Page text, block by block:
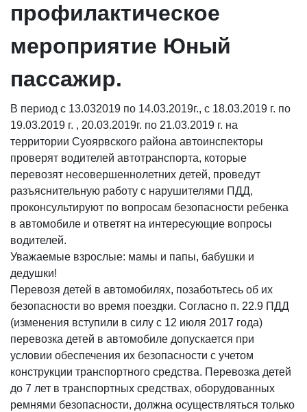
профилактическое
мероприятие Юный
пассажир.
В период с 13.032019 по 14.03.2019г., с 18.03.2019 г. по
19.03.2019 г. , 20.03.2019г. по 21.03.2019 г. на
территории Суоярвского района автоинспекторы
проверят водителей автотранспорта, которые
перевозят несовершеннолетних детей, проведут
разъяснительную работу с нарушителями ПДД,
проконсультируют по вопросам безопасности ребенка
в автомобиле и ответят на интересующие вопросы
водителей.
Уважаемые взрослые: мамы и папы, бабушки и
дедушки!
Перевозя детей в автомобилях, позаботьтесь об их
безопасности во время поездки. Согласно п. 22.9 ПДД
(изменения вступили в силу с 12 июля 2017 года)
перевозка детей в автомобиле допускается при
условии обеспечения их безопасности с учетом
конструкции транспортного средства. Перевозка детей
до 7 лет в транспортных средствах, оборудованных
ремнями безопасности, должна осуществляться только